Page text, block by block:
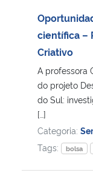
Controladoria-Geral da
Ministério da Mulher, da
Secretaria-Geral
Secretaria de Governo
Gabinete de Segurança
científica –
Criativo
A professora
do projeto
do Sul:
[…]
Categoria:
Tags:
bolsa